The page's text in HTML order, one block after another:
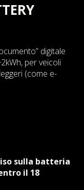
digitale
per veicoli
(come e-
sulla batteria
il 18